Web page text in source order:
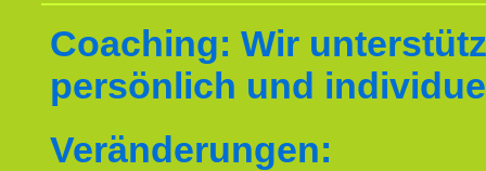
Coaching: Wir
persönlich und
Veränderungen: